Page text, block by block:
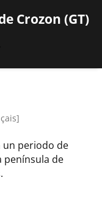
Crozon (GT)
]
un periodo de
península de